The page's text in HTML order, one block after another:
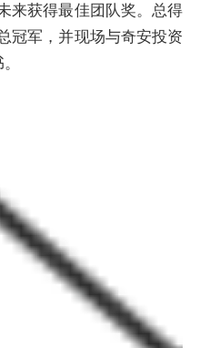
来获得最佳团队奖。总得
冠军，并现场与奇安投资